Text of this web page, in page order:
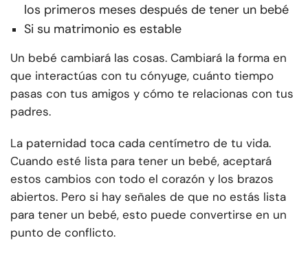
los primeros meses después de tener un bebé
Si su matrimonio es estable
Un bebé cambiará las cosas. Cambiará la forma en
que interactúas con tu cónyuge, cuánto tiempo
pasas con tus amigos y cómo te relacionas con tus
padres.
La paternidad toca cada centímetro de tu vida.
Cuando esté lista para tener un bebé, aceptará
estos cambios con todo el corazón y los brazos
abiertos. Pero si hay señales de que no estás lista
para tener un bebé, esto puede convertirse en un
punto de conflicto.